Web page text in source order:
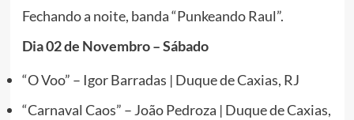
Fechando a noite, banda “Punkeando Raul”.
Dia 02 de Novembro – Sábado
“O Voo” – Igor Barradas | Duque de Caxias, RJ
“Carnaval Caos” – João Pedroza | Duque de Caxias,